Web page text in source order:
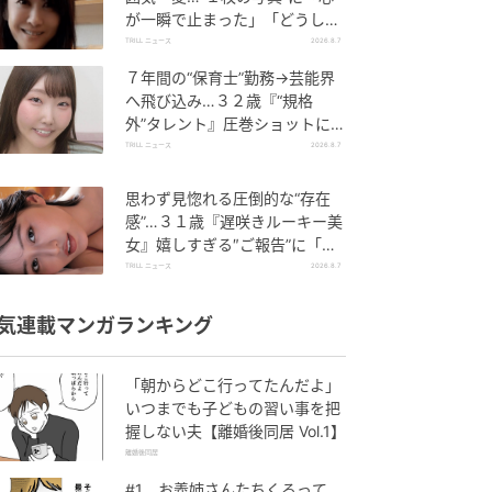
が一瞬で止まった」「どうして
こんなに眩しいの」反響
TRILL ニュース 2026.8.7
７年間の“保育士”勤務→芸能界
へ飛び込み…３２歳『“規格
外”タレント』圧巻ショットに
「やばいね」「とても美しいで
TRILL ニュース 2026.8.7
思わず見惚れる圧倒的な“存在
感”…３１歳『遅咲きルーキー美
女』嬉しすぎる″ご報告”に「予
約しました」「めちゃめちゃ綺
TRILL ニュース 2026.8.7
連載マンガランキング
「朝からどこ行ってたんだよ」
いつまでも子どもの習い事を把
握しない夫【離婚後同居 Vol.1】
離婚後同居